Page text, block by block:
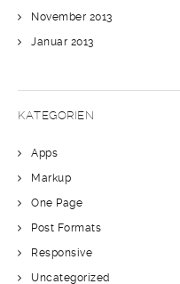
November 2013
Januar 2013
KATEGORIEN
Apps
Markup
One Page
Post Formats
Responsive
Uncategorized